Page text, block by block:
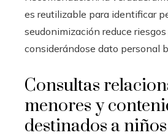
es reutilizable para identificar
seudonimización reduce
considerándose dato personal
Consultas
menores y
destinados a niños